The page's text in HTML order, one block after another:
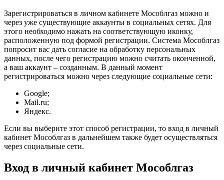
Зарегистрироваться в личном кабинете Мособлгаз можно и
через уже существующие аккаунты в социальных сетях. Для
этого необходимо нажать на соответствующую иконку,
расположенную под формой регистрации. Система Мособлгаз
попросит вас дать согласие на обработку персональных
данных, после чего регистрацию можно считать оконченной,
а ваш аккаунт – созданным. В данный момент
регистрироваться можно через следующие социальные сети:
Google;
Mail.ru;
Яндекс.
Если вы выберите этот способ регистрации, то вход в личный
кабинет Мособлгаз в дальнейшем также будет осуществляться
через социальные сети.
Вход в личный кабинет Мособлгаз